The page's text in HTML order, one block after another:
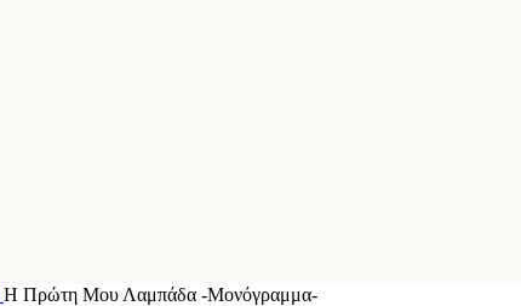
Η Πρώτη Μου Λαμπάδα -Μονόγραμμα-